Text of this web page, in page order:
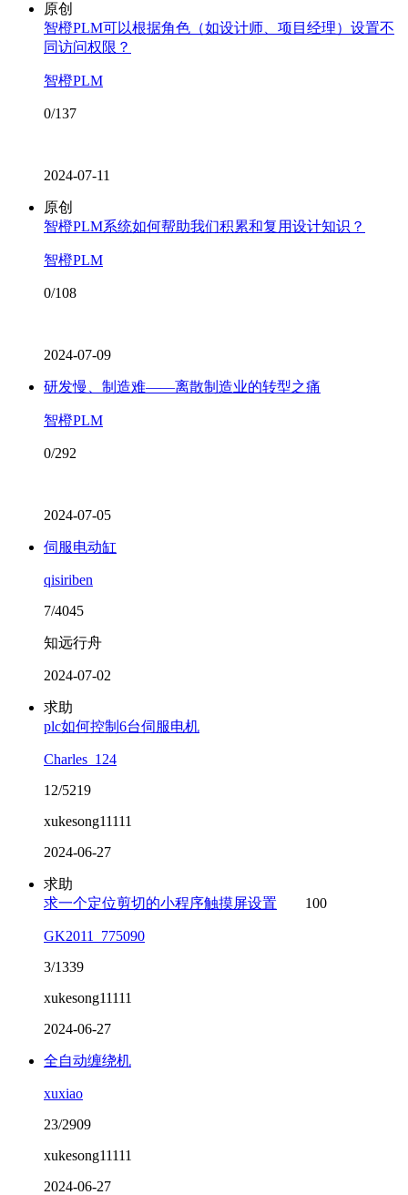
原创
智橙PLM可以根据角色（如设计师、项目经理）设置不
同访问权限？
智橙PLM
0/137
2024-07-11
原创
智橙PLM系统如何帮助我们积累和复用设计知识？
智橙PLM
0/108
2024-07-09
研发慢、制造难——离散制造业的转型之痛
智橙PLM
0/292
2024-07-05
伺服电动缸
qisiriben
7/4045
知远行舟
2024-07-02
求助
plc如何控制6台伺服电机
Charles_124
12/5219
xukesong11111
2024-06-27
求助
求一个定位剪切的小程序触摸屏设置
100
GK2011_775090
3/1339
xukesong11111
2024-06-27
全自动缠绕机
xuxiao
23/2909
xukesong11111
2024-06-27